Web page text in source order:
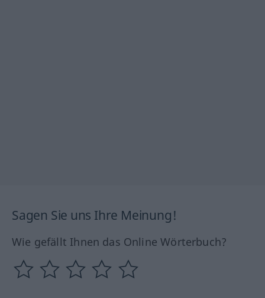
Sagen Sie uns Ihre Meinung!
Wie gefällt Ihnen das Online Wörterbuch?